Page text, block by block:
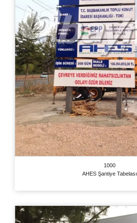
1000
AHES Şantiye Tabelası